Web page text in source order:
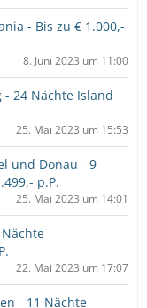
­- Bis zu € 1.000,-
8. Juni 2023 um 11:00
­- 24 Nächte Island
25. Mai 2023 um 15:53
und Donau - 9
p.P.
25. Mai 2023 um 14:01
22. Mai 2023 um 17:07
­- 11 Nächte